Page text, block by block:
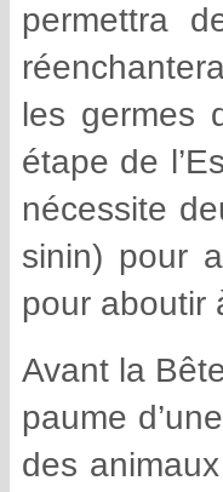
permettra
les germes
étape de
nécessite
sinin) pour
pour aboutir
Avant la
paume
des